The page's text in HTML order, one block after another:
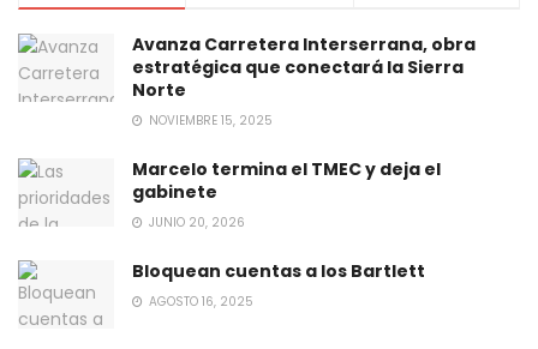
Avanza Carretera Interserrana, obra
estratégica que conectará la Sierra
Norte
NOVIEMBRE 15, 2025
Marcelo termina el TMEC y deja el
gabinete
JUNIO 20, 2026
Bloquean cuentas a los Bartlett
AGOSTO 16, 2025